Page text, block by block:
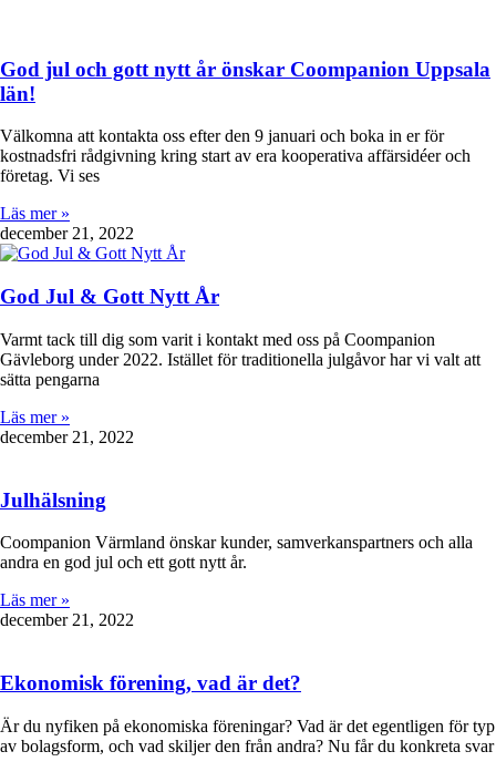
God jul och gott nytt år önskar Coompanion Uppsala
län!
Välkomna att kontakta oss efter den 9 januari och boka in er för
kostnadsfri rådgivning kring start av era kooperativa affärsidéer och
företag. Vi ses
Läs mer »
december 21, 2022
God Jul & Gott Nytt År
Varmt tack till dig som varit i kontakt med oss på Coompanion
Gävleborg under 2022. Istället för traditionella julgåvor har vi valt att
sätta pengarna
Läs mer »
december 21, 2022
Julhälsning
Coompanion Värmland önskar kunder, samverkanspartners och alla
andra en god jul och ett gott nytt år.
Läs mer »
december 21, 2022
Ekonomisk förening, vad är det?
Är du nyfiken på ekonomiska föreningar? Vad är det egentligen för typ
av bolagsform, och vad skiljer den från andra? Nu får du konkreta svar